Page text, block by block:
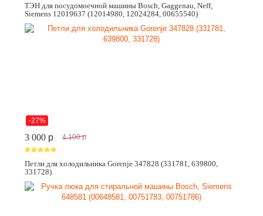
ТЭН для посудомоечной машины Bosch, Gaggenau, Neff,
Siemens 12019637 (12014980, 12024284, 00655540)
-27%
3 000 p 4 100 p
Петли для холодильника Gorenje 347828 (331781, 639800,
331728)